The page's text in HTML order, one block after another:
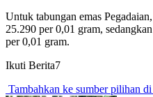
Untuk tabungan emas
25.290 per 0,01 gram,
per 0,01 gram.
Ikuti Berita7
Tambahkan ke sumber pilihan